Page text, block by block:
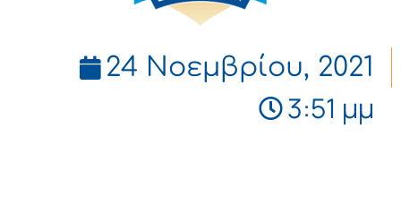
24 Νοεμβρίου, 2021
3:51 μμ